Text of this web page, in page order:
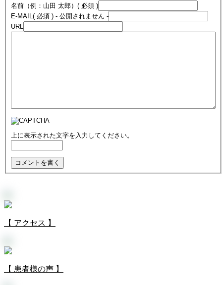
名前（例：山田 太郎） ( 必須 )
E-MAIL( 必須 ) - 公開されません -
URL
上に表示された文字を入力してください。
【 アクセス 】
【 患者様の声 】